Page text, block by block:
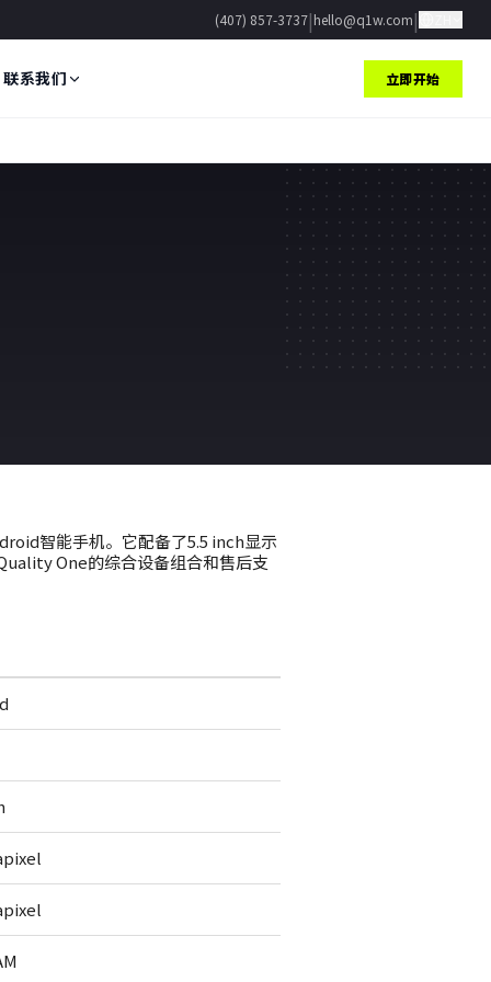
(407) 857-3737|hello@q1w.com|
联系我们 立即开始
智能手机。它配备了5.5 inch显示
One的综合设备组合和售后支